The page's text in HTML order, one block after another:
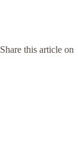
Share this article on